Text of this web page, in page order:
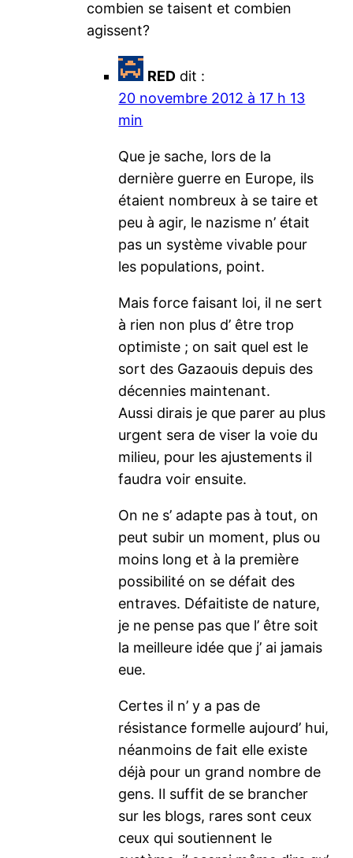
combien se taisent et combien
agissent?
RED dit :
20 novembre 2012 à 17 h 13
min
Que je sache, lors de la
dernière guerre en Europe, ils
étaient nombreux à se taire et
peu à agir, le nazisme n’ était
pas un système vivable pour
les populations, point.
Mais force faisant loi, il ne sert
à rien non plus d’ être trop
optimiste ; on sait quel est le
sort des Gazaouis depuis des
décennies maintenant.
Aussi dirais je que parer au plus
urgent sera de viser la voie du
milieu, pour les ajustements il
faudra voir ensuite.
On ne s’ adapte pas à tout, on
peut subir un moment, plus ou
moins long et à la première
possibilité on se défait des
entraves. Défaitiste de nature,
je ne pense pas que l’ être soit
la meilleure idée que j’ ai jamais
eue.
Certes il n’ y a pas de
résistance formelle aujourd’ hui,
néanmoins de fait elle existe
déjà pour un grand nombre de
gens. Il suffit de se brancher
sur les blogs, rares sont ceux
ceux qui soutiennent le